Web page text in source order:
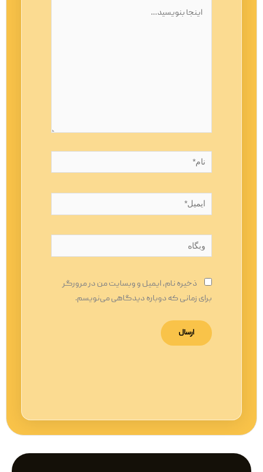
بنویسید…
ایمیل*
وبگاه
ذخیره نام، ایمیل و وبسایت من در مرورگر
برای زمانی که دوباره دیدگاهی می‌نویسم.